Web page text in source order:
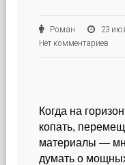
Роман 23
Нет комментариев
Когда на
копать,
материалы —
думать о